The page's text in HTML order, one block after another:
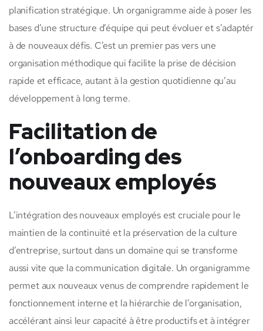
planification stratégique. Un organigramme aide à poser les
bases d’une structure d’équipe qui peut évoluer et s’adaptér
à de nouveaux défis. C’est un premier pas vers une
organisation méthodique qui facilite la prise de décision
rapide et efficace, autant à la gestion quotidienne qu’au
développement à long terme.
Facilitation de
l’onboarding des
nouveaux employés
L’intégration des nouveaux employés est cruciale pour le
maintien de la continuité et la préservation de la culture
d’entreprise, surtout dans un domaine qui se transforme
aussi vite que la communication digitale. Un organigramme
permet aux nouveaux venus de comprendre rapidement le
fonctionnement interne et la hiérarchie de l’organisation,
accélérant ainsi leur capacité à être productifs et à intégrer